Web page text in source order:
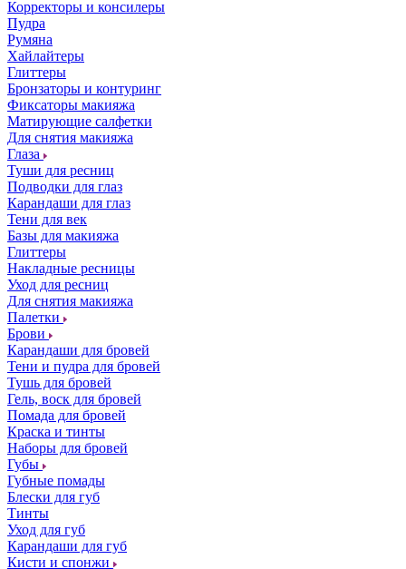
Корректоры и консилеры
Пудра
Румяна
Хайлайтеры
Глиттеры
Бронзаторы и контуринг
Фиксаторы макияжа
Матирующие салфетки
Для снятия макияжа
Глаза
Туши для ресниц
Подводки для глаз
Карандаши для глаз
Тени для век
Базы для макияжа
Глиттеры
Накладные ресницы
Уход для ресниц
Для снятия макияжа
Палетки
Брови
Карандаши для бровей
Тени и пудра для бровей
Тушь для бровей
Гель, воск для бровей
Помада для бровей
Краска и тинты
Наборы для бровей
Губы
Губные помады
Блески для губ
Тинты
Уход для губ
Карандаши для губ
Кисти и спонжи